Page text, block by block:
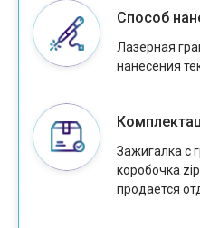
Способ
Лазерная
нанесения
Зажигалка с
коробочка
продается